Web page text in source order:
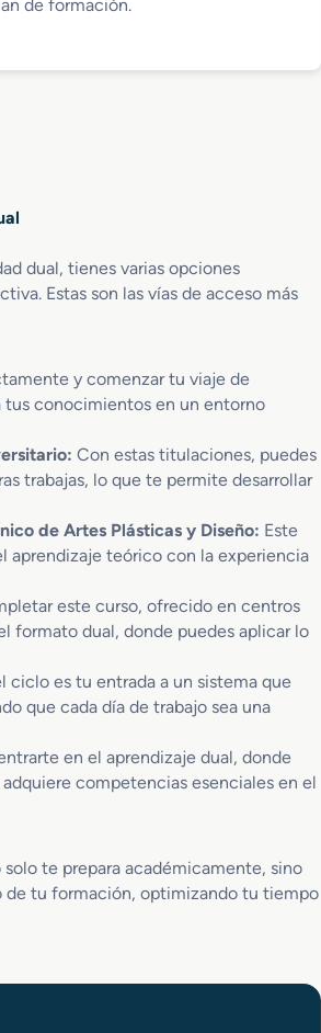
de formación.
dual, tienes varias opciones
Estas son las vías de acceso más
y comenzar tu viaje de
tus conocimientos en un entorno
Con estas titulaciones, puedes
trabajas, lo que te permite desarrollar
de Artes Plásticas y Diseño: Este
aprendizaje teórico con la experiencia
este curso, ofrecido en centros
formato dual, donde puedes aplicar lo
ciclo es tu entrada a un sistema que
que cada día de trabajo sea una
en el aprendizaje dual, donde
competencias esenciales en el
te prepara académicamente, sino
de tu formación, optimizando tu tiempo